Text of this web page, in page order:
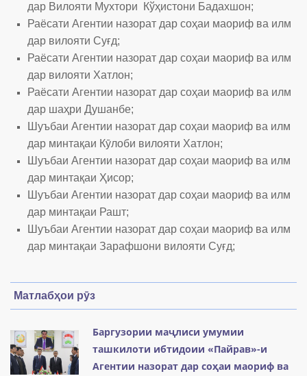
дар Вилояти Мухтори Кўҳистони Бадахшон;
Раёсати Агентии назорат дар соҳаи маориф ва илм
дар вилояти Суғд;
Раёсати Агентии назорат дар соҳаи маориф ва илм
дар вилояти Хатлон;
Раёсати Агентии назорат дар соҳаи маориф ва илм
дар шаҳри Душанбе;
Шуъбаи Агентии назорат дар соҳаи маориф ва илм
дар минтақаи Кӯлоби вилояти Хатлон;
Шуъбаи Агентии назорат дар соҳаи маориф ва илм
дар минтақаи Ҳисор;
Шуъбаи Агентии назорат дар соҳаи маориф ва илм
дар минтақаи Рашт;
Шуъбаи Агентии назорат дар соҳаи маориф ва илм
дар минтақаи Зарафшони вилояти Суғд;
Матлабҳои рӯз
Баргузории маҷлиси умумии
ташкилоти ибтидоии «Пайрав»-и
Агентии назорат дар соҳаи маориф ва